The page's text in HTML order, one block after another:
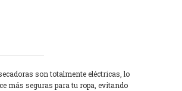
son totalmente eléctricas, lo
más seguras para tu ropa, evitando